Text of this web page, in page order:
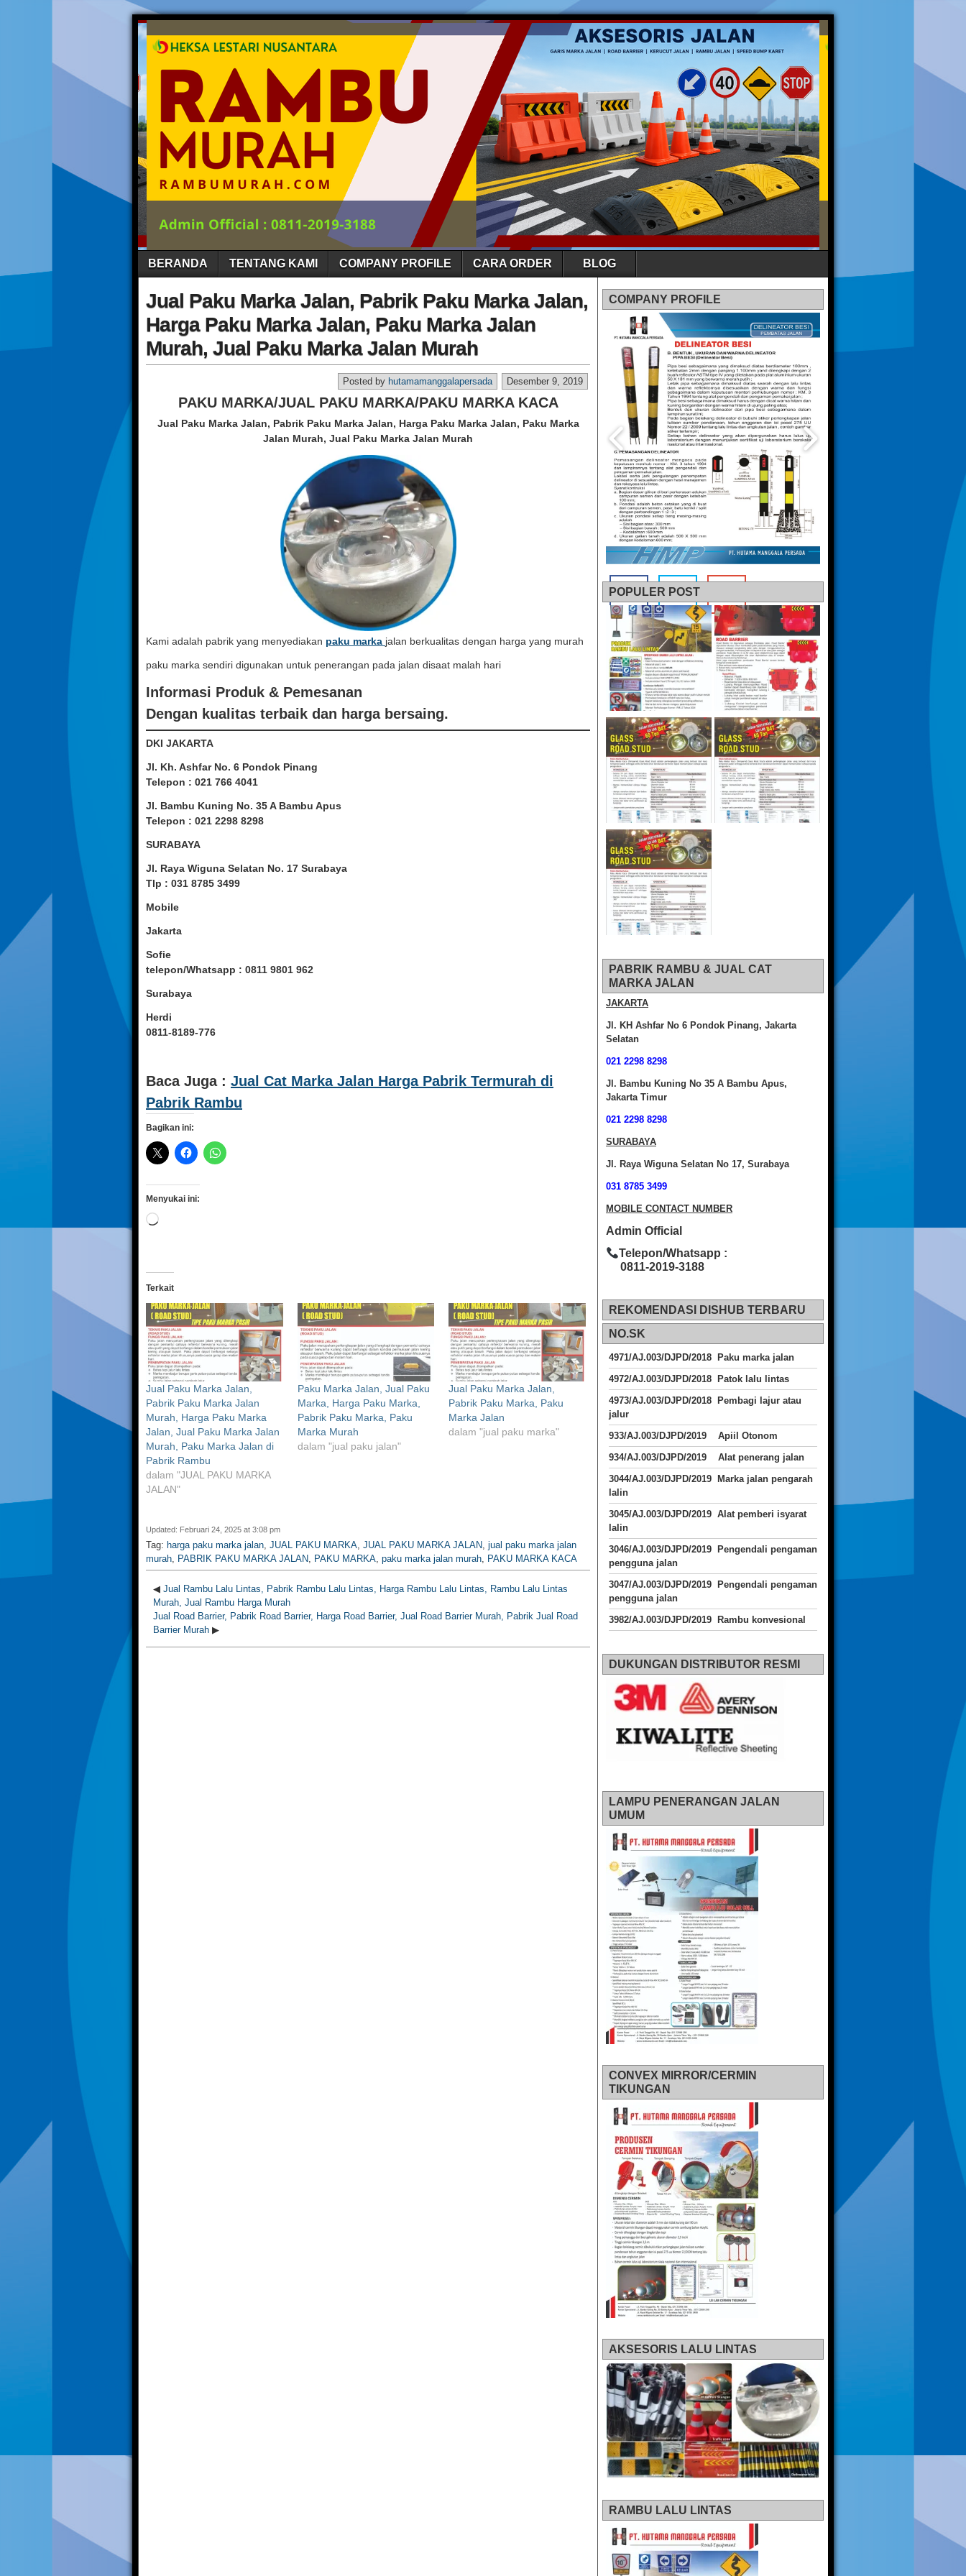
BERANDA TENTANG KAMI COMPANY PROFILE CARA ORDER BLOG
Jual Paku Marka Jalan, Pabrik Paku Marka Jalan,
Harga Paku Marka Jalan, Paku Marka Jalan
Murah, Jual Paku Marka Jalan Murah
Desember 9, 2019
Posted by hutamamanggalapersada
PAKU MARKA/JUAL PAKU MARKA/PAKU MARKA KACA
Jual Paku Marka Jalan, Pabrik Paku Marka Jalan, Harga Paku Marka Jalan, Paku Marka
Jalan Murah, Jual Paku Marka Jalan Murah
Kami adalah pabrik yang menyediakan paku marka jalan berkualitas dengan harga yang murah
paku marka sendiri digunakan untuk penerangan pada jalan disaat malah hari
Informasi Produk & Pemesanan
Dengan kualitas terbaik dan harga bersaing.
DKI JAKARTA
Jl. Kh. Ashfar No. 6 Pondok Pinang
Telepon : 021 766 4041
Jl. Bambu Kuning No. 35 A Bambu Apus
Telepon : 021 2298 8298
SURABAYA
Jl. Raya Wiguna Selatan No. 17 Surabaya
Tlp : 031 8785 3499
Mobile
Jakarta
Sofie
telepon/Whatsapp : 0811 9801 962
Surabaya
Herdi
0811-8189-776
Baca Juga : Jual Cat Marka Jalan Harga Pabrik Termurah di
Pabrik Rambu
Bagikan ini:
Menyukai ini:
Memuat...
Terkait
Jual Paku Marka Jalan,
Pabrik Paku Marka Jalan
Murah, Harga Paku Marka
Jalan, Jual Paku Marka Jalan
Murah, Paku Marka Jalan di
Pabrik Rambu
dalam "JUAL PAKU MARKA
JALAN"
Paku Marka Jalan, Jual Paku
Marka, Harga Paku Marka,
Pabrik Paku Marka, Paku
Marka Murah
dalam "jual paku jalan"
Jual Paku Marka Jalan,
Pabrik Paku Marka, Paku
Marka Jalan
dalam "jual paku marka"
Updated: Februari 24, 2025 at 3:08 pm
Tag: harga paku marka jalan JUAL PAKU MARKA JUAL PAKU MARKA JALAN jual paku marka jalan
murah
PABRIK PAKU MARKA JALAN PAKU MARKA paku marka jalan murah PAKU MARKA KACA
◀ Jual Rambu Lalu Lintas, Pabrik Rambu Lalu Lintas, Harga Rambu Lalu Lintas, Rambu Lalu Lintas
Murah, Jual Rambu Harga Murah
Jual Road Barrier, Pabrik Road Barrier, Harga Road Barrier, Jual Road Barrier Murah, Pabrik Jual Road
Barrier Murah ▶
COMPANY PROFILE
POPULER POST
PABRIK RAMBU & JUAL CAT
MARKA JALAN
JAKARTA
Jl. KH Ashfar No 6 Pondok Pinang, Jakarta
Selatan
021 2298 8298
Jl. Bambu Kuning No 35 A Bambu Apus,
Jakarta Timur
021 2298 8298
SURABAYA
Jl. Raya Wiguna Selatan No 17, Surabaya
031 8785 3499
MOBILE CONTACT NUMBER
Admin Official
Telepon/Whatsapp :
0811-2019-3188
REKOMENDASI DISHUB TERBARU
NO.SK
4971/AJ.003/DJPD/2018 Paku marka jalan
4972/AJ.003/DJPD/2018 Patok lalu lintas
4973/AJ.003/DJPD/2018
Pembagi lajur atau
jalur
933/AJ.003/DJPD/2019 Apiil Otonom
934/AJ.003/DJPD/2019 Alat penerang jalan
3044/AJ.003/DJPD/2019 Marka jalan pengarah
lalin
3045/AJ.003/DJPD/2019 Alat pemberi isyarat
lalin
3046/AJ.003/DJPD/2019 Pengendali pengaman
pengguna jalan
3047/AJ.003/DJPD/2019 Pengendali pengaman
pengguna jalan
3982/AJ.003/DJPD/2019 Rambu konvesional
DUKUNGAN DISTRIBUTOR RESMI
LAMPU PENERANGAN JALAN
UMUM
CONVEX MIRROR/CERMIN
TIKUNGAN
AKSESORIS LALU LINTAS
RAMBU LALU LINTAS